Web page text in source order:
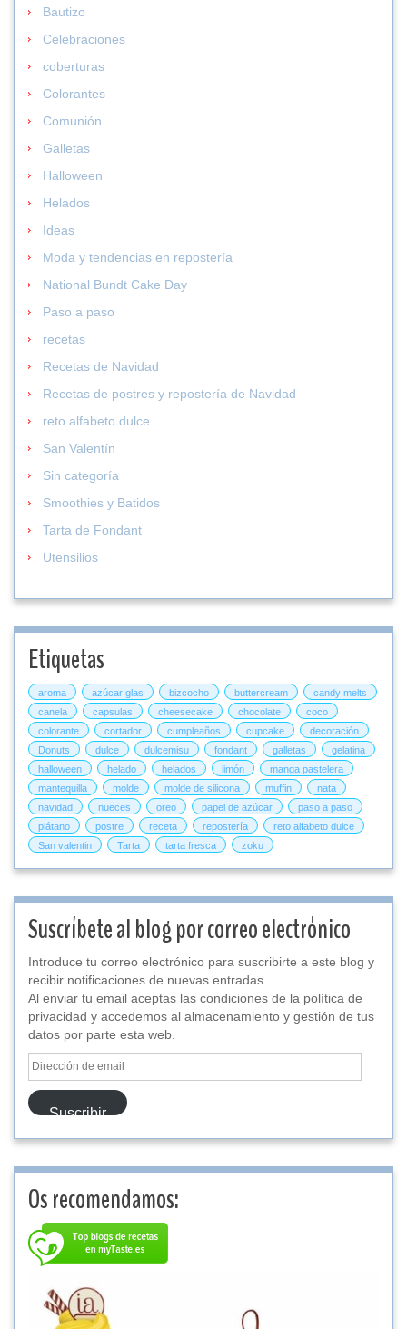
Bautizo
Celebraciones
coberturas
Colorantes
Comunión
Galletas
Halloween
Helados
Ideas
Moda y tendencias en repostería
National Bundt Cake Day
Paso a paso
recetas
Recetas de Navidad
Recetas de postres y repostería de Navidad
reto alfabeto dulce
San Valentín
Sin categoría
Smoothies y Batidos
Tarta de Fondant
Utensilios
Etiquetas
aroma azúcar glas bizcocho buttercream
candy melts
canela
capsulas cheesecake chocolate
coco
colorante
cortador cumpleaños cupcake
decoración
Donuts
dulce dulcemisu fondant galletas
gelatina
halloween
helado helados limón
manga pastelera
mantequilla
molde molde de silicona muffin
nata
navidad
nueces oreo papel de azúcar
paso a paso
plátano
postre receta repostería
reto alfabeto dulce
San valentin
Tarta tarta fresca zoku
Suscríbete al blog por correo electrónico
Introduce tu correo electrónico para suscribirte a este blog y
recibir notificaciones de nuevas entradas.
Al enviar tu email aceptas las condiciones de la política de
privacidad y accedemos al almacenamiento y gestión de tus
datos por parte esta web.
Dirección
de
email
Suscribir
Os recomendamos: